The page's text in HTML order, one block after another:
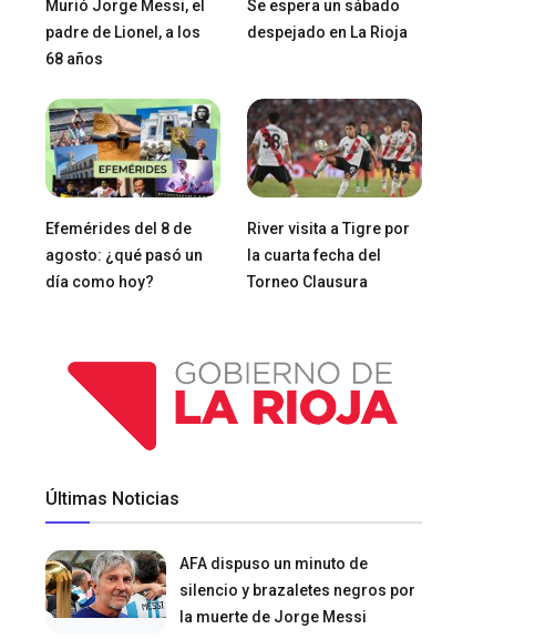
Murió Jorge Messi, el
padre de Lionel, a los
68 años
Se espera un sábado
despejado en La Rioja
Efemérides del 8 de
agosto: ¿qué pasó un
día como hoy?
River visita a Tigre por
la cuarta fecha del
Torneo Clausura
Últimas Noticias
AFA dispuso un minuto de
silencio y brazaletes negros por
la muerte de Jorge Messi